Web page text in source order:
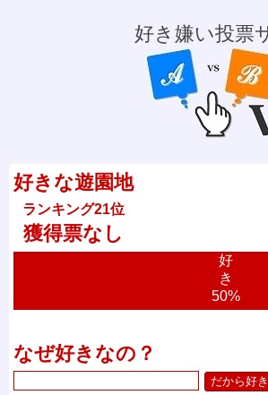
好き嫌い投票
好きな遊園地
ランキング21位
獲得票なし
好
き
50%
なぜ好きなの？